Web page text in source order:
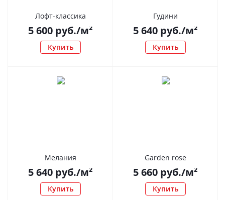
Лофт-классика
5 600 руб./м²
Купить
Гудини
5 640 руб./м²
Купить
Мелания
5 640 руб./м²
Купить
Garden rose
5 660 руб./м²
Купить